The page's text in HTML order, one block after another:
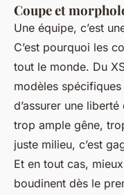
Coupe et
Une équipe, c’est
C’est pourquoi les
tout le monde. Du
modèles
d’assurer une
trop ample gêne,
juste milieu, c’est
Et en tout cas,
boudinent dès le